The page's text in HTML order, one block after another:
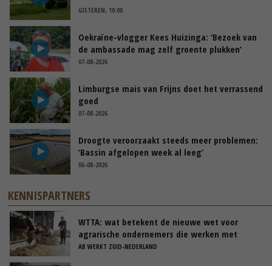
GISTEREN, 10:00
Oekraïne-vlogger Kees Huizinga: ‘Bezoek van
de ambassade mag zelf groente plukken’
07-08-2026
Limburgse mais van Frijns doet het verrassend
goed
07-08-2026
Droogte veroorzaakt steeds meer problemen:
‘Bassin afgelopen week al leeg’
06-08-2026
KENNISPARTNERS
WTTA: wat betekent de nieuwe wet voor
agrarische ondernemers die werken met
uitzendkrachten?
AB WERKT ZUID-NEDERLAND